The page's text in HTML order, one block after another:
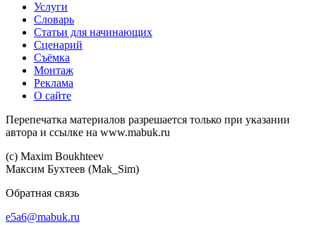
Услуги
Словарь
Статьи для начинающих
Сценарий
Съёмка
Монтаж
Реклама
О сайте
Перепечатка материалов разрешается только при указании
автора и ссылке на www.mabuk.ru
(c) Maхim Boukhteev
Максим Бухтеев (Mak_Sim)
Обратная связь
e5a6@mabuk.ru